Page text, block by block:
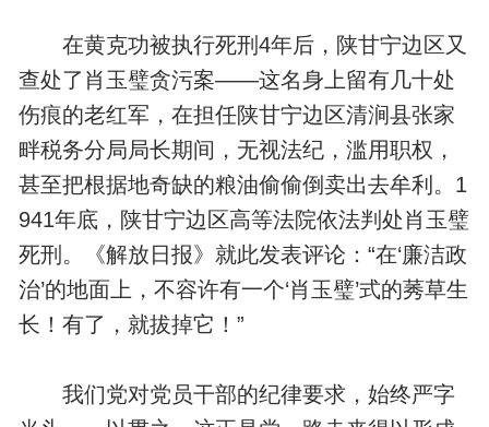
在黄克功被执行死刑4年后，陕甘宁边区又
查处了肖玉璧贪污案——这名身上留有几十处
伤痕的老红军，在担任陕甘宁边区清涧县张家
畔税务分局局长期间，无视法纪，滥用职权，
甚至把根据地奇缺的粮油偷偷倒卖出去牟利。1
941年底，陕甘宁边区高等法院依法判处肖玉璧
死刑。《解放日报》就此发表评论：“在‘廉洁政
治’的地面上，不容许有一个‘肖玉璧’式的莠草生
长！有了，就拔掉它！”
我们党对党员干部的纪律要求，始终严字